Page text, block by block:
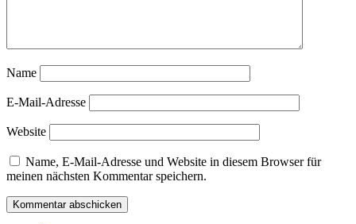
Name
E-Mail-Adresse
Website
Name, E-Mail-Adresse und Website in diesem Browser für
meinen nächsten Kommentar speichern.